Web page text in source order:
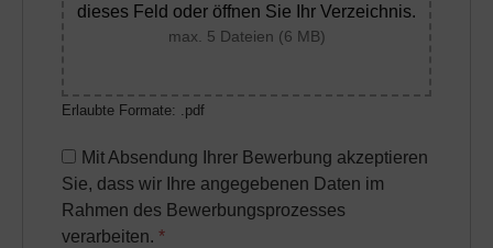
dieses Feld oder öffnen Sie Ihr Verzeichnis.
max. 5 Dateien (6 MB)
Erlaubte Formate: .pdf
Mit Absendung Ihrer Bewerbung akzeptieren
Sie, dass wir Ihre angegebenen Daten im
Rahmen des Bewerbungsprozesses
verarbeiten. *